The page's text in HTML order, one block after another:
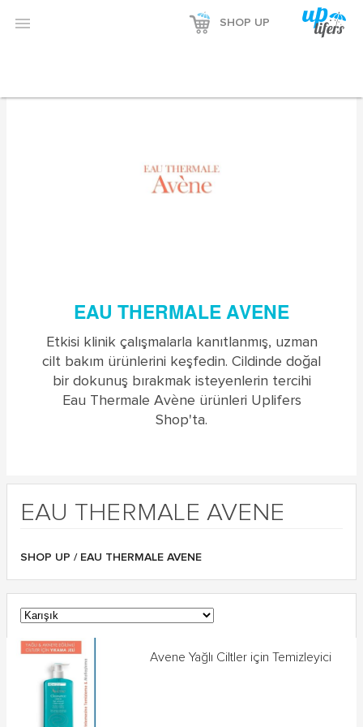
 SHOP UP 
EAU THERMALE AVENE
Etkisi klinik çalışmalarla kanıtlanmış, uzman
cilt bakım ürünlerini keşfedin. Cildinde doğal
bir dokunuş bırakmak isteyenlerin tercihi
Eau Thermale Avène ürünleri Uplifers
Shop'ta.
EAU THERMALE AVENE
SHOP UP / EAU THERMALE AVENE
Avene Yağlı Ciltler için Temizleyici